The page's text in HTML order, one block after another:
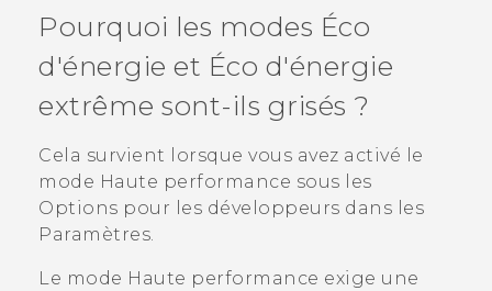
VIVERSE
ASSISTANCE
Appareils HTC & Accessoires
Connexion
Pourquoi les modes Éco
d'énergie et Éco d'énergie
extrême sont-ils grisés ?
Cela survient lorsque vous avez activé le
mode Haute performance sous les
Options pour les développeurs dans les
Paramètres.
Le mode Haute performance exige une